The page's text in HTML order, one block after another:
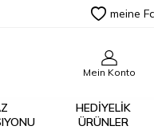
meine
Mein Konto
HEDİYELİK
ÜRÜNLER